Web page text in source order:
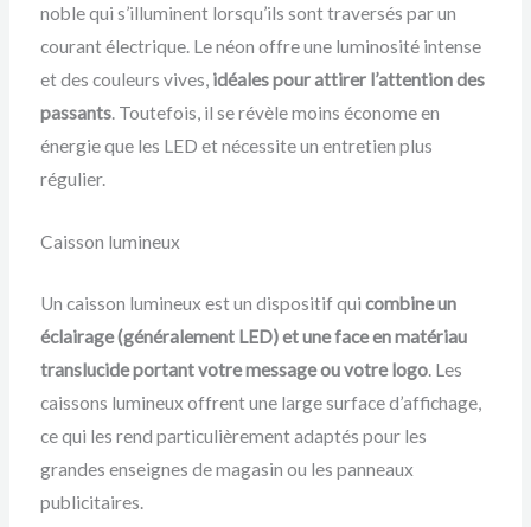
noble qui s’illuminent lorsqu’ils sont traversés par un
courant électrique. Le néon offre une luminosité intense
et des couleurs vives, idéales pour attirer l’attention des
passants. Toutefois, il se révèle moins économe en
énergie que les LED et nécessite un entretien plus
régulier.
Caisson lumineux
Un caisson lumineux est un dispositif qui combine un
éclairage (généralement LED) et une face en matériau
translucide portant votre message ou votre logo. Les
caissons lumineux offrent une large surface d’affichage,
ce qui les rend particulièrement adaptés pour les
grandes enseignes de magasin ou les panneaux
publicitaires.